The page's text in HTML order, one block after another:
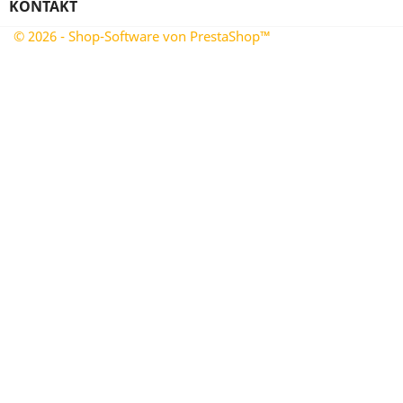
KONTAKT
© 2026 - Shop-Software von PrestaShop™